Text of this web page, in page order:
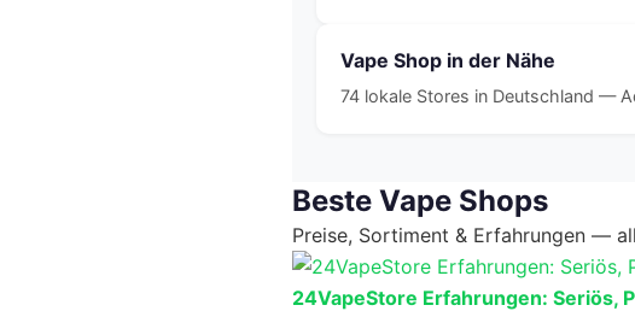
Vape Shop in der Nähe
74 lokale Stores in Deutschland —
Beste Vape Shops
Preise, Sortiment & Erfahrungen —
24VapeStore Erfahrungen: Seriös,